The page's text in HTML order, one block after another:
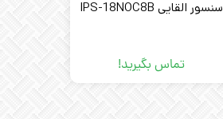
سنسور القایی IPS-18NOC8B
تماس بگیرید!